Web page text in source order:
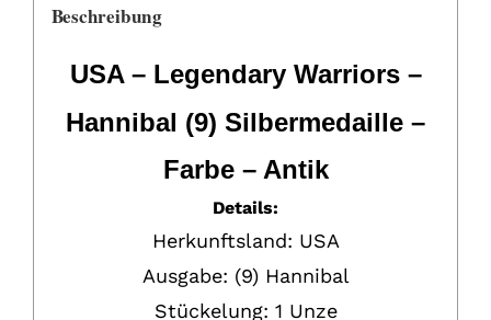
Beschreibung
USA – Legendary Warriors –
Hannibal (9) Silbermedaille –
Farbe – Antik
Details:
Herkunftsland: USA
Ausgabe: (9) Hannibal
Stückelung: 1 Unze